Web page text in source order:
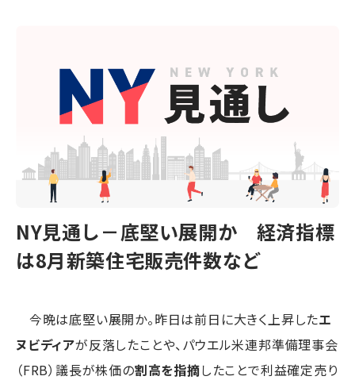
NY見通し－底堅い展開か 経済指標
は8月新築住宅販売件数など
今晩は底堅い展開か。昨日は前日に大きく上昇したエ
ヌビディアが反落したことや、パウエル米連邦準備理事会
（FRB）議長が株価の割高を指摘したことで利益確定売り